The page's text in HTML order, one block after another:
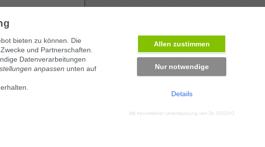
bieten zu können. Die
und Partnerschaften.
Datenverarbeitungen
anpassen unten auf
Allen zustimmen
Nur notwendige
Details
Mit freundlicher Unterstützung von Dr. DSGVO